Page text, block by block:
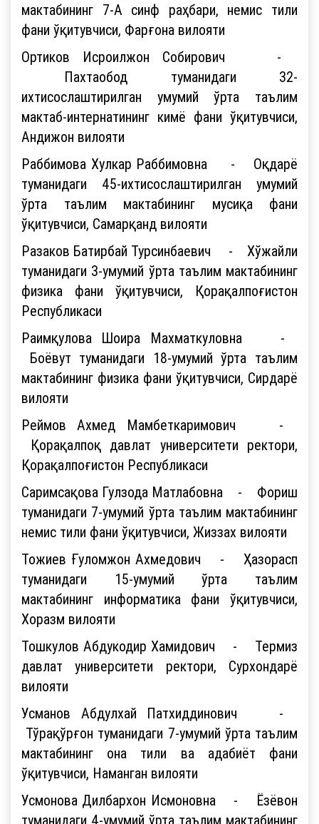
мактабининг 7-А синф раҳбари, немис тили
фани ўқитувчиси, Фарғона вилояти
Ортиков Исроилжон Собирович -
Пахтаобод туманидаги 32-
ихтисослаштирилган умумий ўрта таълим
мактаб-интернатининг кимё фани ўқитувчиси,
Андижон вилояти
Раббимова Хулкар Раббимовна - Оқдарё
туманидаги 45-ихтисослаштирилган умумий
ўрта таълим мактабининг мусиқа фани
ўқитувчиси, Самарқанд вилояти
Разаков Батирбай Турсинбаевич - Хўжайли
туманидаги 3-умумий ўрта таълим мактабининг
физика фани ўқитувчиси, Қорақалпоғистон
Республикаси
Раимқулова Шоира Махматкуловна -
Боёвут туманидаги 18-умумий ўрта таълим
мактабининг физика фани ўқитувчиси, Сирдарё
вилояти
Реймов Ахмед Мамбеткаримович -
Қорақалпоқ давлат университети ректори,
Қорақалпоғистон Республикаси
Саримсақова Гулзода Матлабовна - Фориш
туманидаги 7-умумий ўрта таълим мактабининг
немис тили фани ўқитувчиси, Жиззах вилояти
Тожиев Ғуломжон Ахмедович - Ҳазорасп
туманидаги 15-умумий ўрта таълим
мактабининг информатика фани ўқитувчиси,
Хоразм вилояти
Тошкулов Абдукодир Хамидович - Термиз
давлат университети ректори, Сурхондарё
вилояти
Усманов Абдулхай Патхиддинович -
Тўрақўрғон туманидаги 7-умумий ўрта таълим
мактабининг она тили ва адабиёт фани
ўқитувчиси, Наманган вилояти
Усмонова Дилбархон Исмоновна - Ёзёвон
туманидаги 4-умумий ўрта таълим мактабининг